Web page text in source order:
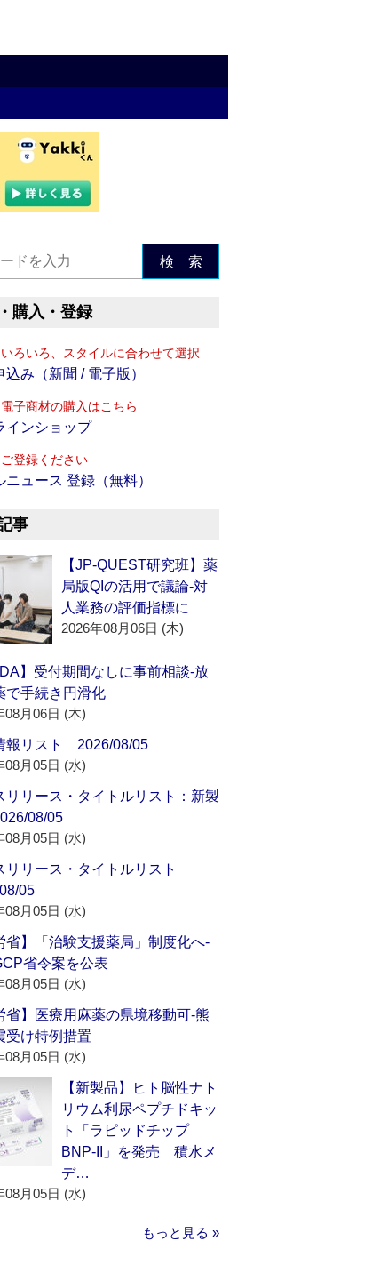
検 索
購入・登録
ろいろ、スタイルに合わせて選択
込み（新聞 / 電子版）
子商材の購入はこちら
インショップ
登録ください
ニュース 登録（無料）
事
【JP-QUEST研究班】薬
局版QIの活用で議論‐対
人業務の評価指標に
2026年08月06日 (木)
】受付期間なしに事前相談‐放
で手続き円滑化
08月06日 (木)
報リスト 2026/08/05
08月05日 (水)
リリース・タイトルリスト：新製
08/05
08月05日 (水)
リリース・タイトルリスト
05
08月05日 (水)
省】「治験支援薬局」制度化へ‐
省令案を公表
08月05日 (水)
省】医療用麻薬の県境移動可‐熊
受け特例措置
08月05日 (水)
【新製品】ヒト脳性ナト
リウム利尿ペプチドキッ
ト「ラピッドチップ
BNP-II」を発売 積水メ
デ…
08月05日 (水)
もっと見る »